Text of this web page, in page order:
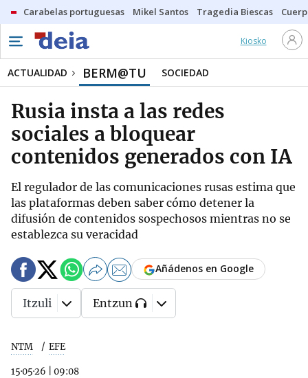
Carabelas portuguesas Mikel Santos Tragedia Biescas
Kiosko
ACTUALIDAD BERM@TU SOCIEDAD
Rusia insta a las redes
sociales a bloquear
contenidos generados con IA
El regulador de las comunicaciones rusas estima que
las plataformas deben saber cómo detener la
difusión de contenidos sospechosos mientras no se
establezca su veracidad
NTM EFE
15·05·26 09:08
Añádenos en Google
Itzuli Entzun